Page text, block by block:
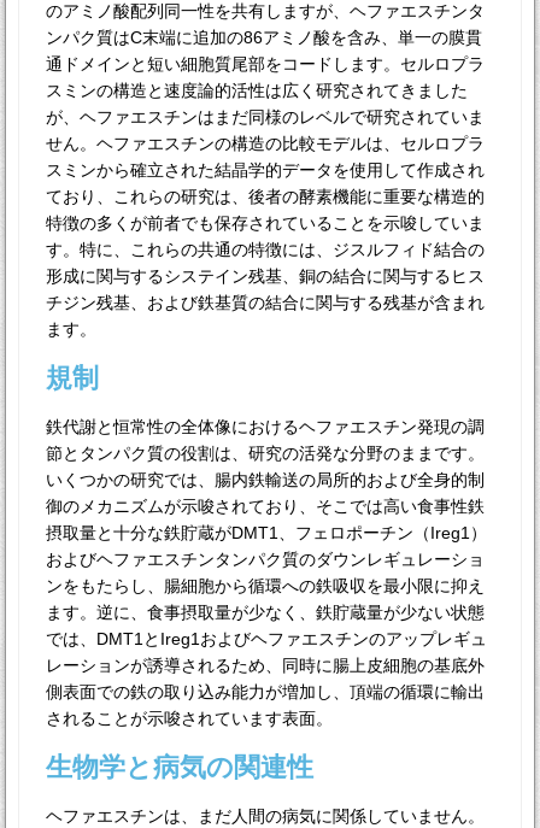
のアミノ酸配列同一性を共有しますが、ヘファエスチンタ
ンパク質はC末端に追加の86アミノ酸を含み、単一の膜貫
通ドメインと短い細胞質尾部をコードします。セルロプラ
スミンの構造と速度論的活性は広く研究されてきました
が、ヘファエスチンはまだ同様のレベルで研究されていま
せん。ヘファエスチンの構造の比較モデルは、セルロプラ
スミンから確立された結晶学的データを使用して作成され
ており、これらの研究は、後者の酵素機能に重要な構造的
特徴の多くが前者でも保存されていることを示唆していま
す。特に、これらの共通の特徴には、ジスルフィド結合の
形成に関与するシステイン残基、銅の結合に関与するヒス
チジン残基、および鉄基質の結合に関与する残基が含まれ
ます。
規制
鉄代謝と恒常性の全体像におけるヘファエスチン発現の調
節とタンパク質の役割は、研究の活発な分野のままです。
いくつかの研究では、腸内鉄輸送の局所的および全身的制
御のメカニズムが示唆されており、そこでは高い食事性鉄
摂取量と十分な鉄貯蔵がDMT1、フェロポーチン（Ireg1）
およびヘファエスチンタンパク質のダウンレギュレーショ
ンをもたらし、腸細胞から循環への鉄吸収を最小限に抑え
ます。逆に、食事摂取量が少なく、鉄貯蔵量が少ない状態
では、DMT1とIreg1およびヘファエスチンのアップレギュ
レーションが誘導されるため、同時に腸上皮細胞の基底外
側表面での鉄の取り込み能力が増加し、頂端の循環に輸出
されることが示唆されています表面。
生物学と病気の関連性
ヘファエスチンは、まだ人間の病気に関係していません。